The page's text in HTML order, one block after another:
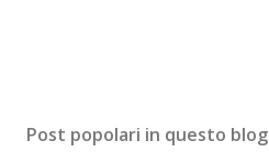
Post popolari in questo blog